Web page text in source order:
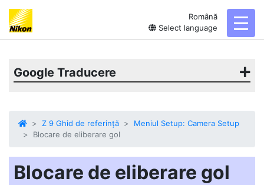
Română
Select language
Google Traducere
Z 9 Ghid de referință
Meniul Setup: Camera Setup
Blocare de eliberare gol
Blocare de eliberare gol